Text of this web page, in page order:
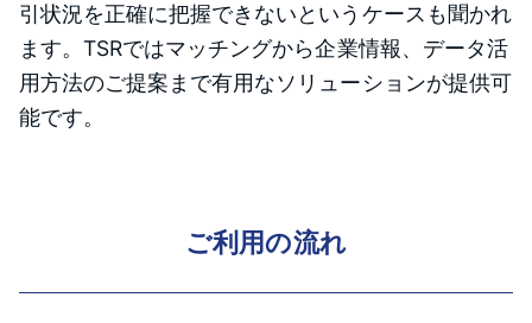
引状況を正確に把握できないというケースも聞かれ
ます。TSRではマッチングから企業情報、データ活
用方法のご提案まで有用なソリューションが提供可
能です。
ご利用の流れ